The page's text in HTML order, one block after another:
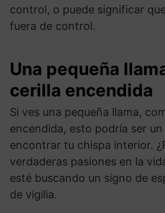
control, o puede significar
fuera de control.
Una pequeña
cerilla encendida
Si ves una pequeña llama,
encendida, esto podría ser
encontrar tu chispa interior.
verdaderas pasiones en la
esté buscando un signo de
de vigilia.